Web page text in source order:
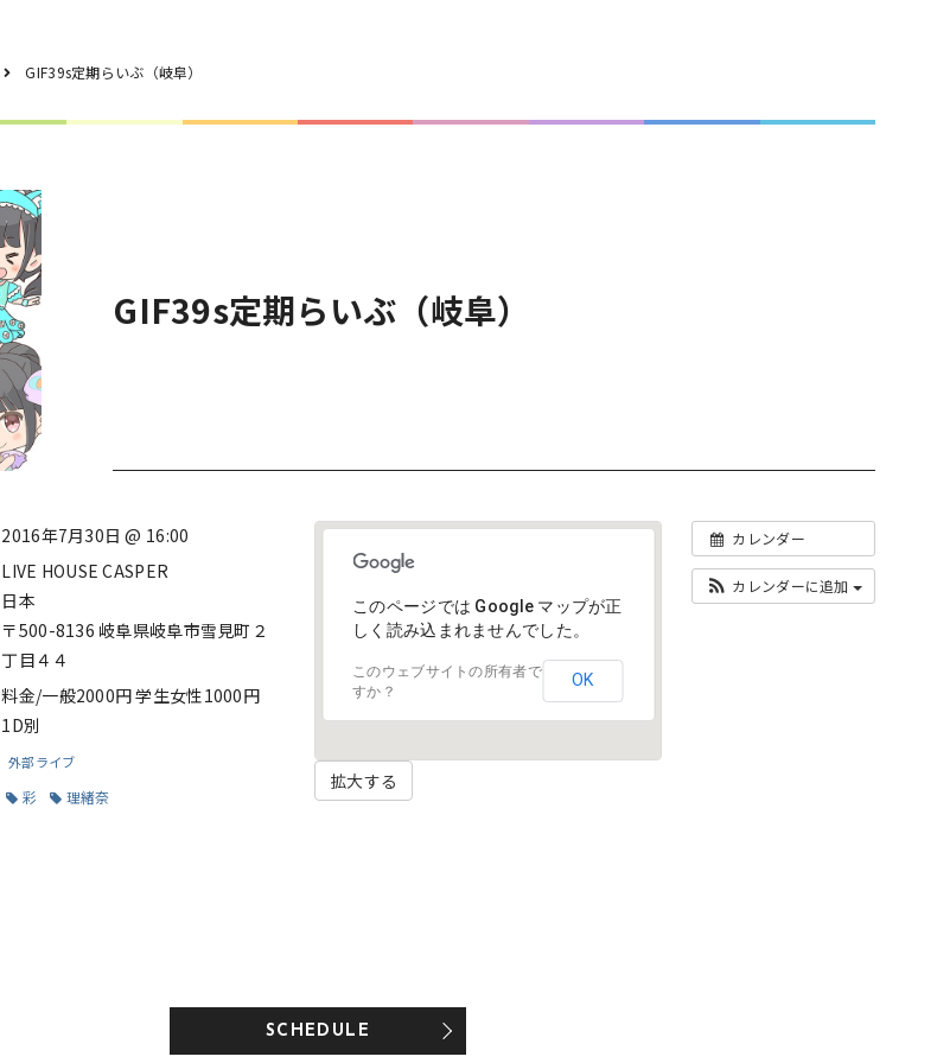
GIF39s定期らいぶ（岐阜）
GIF39s定期らいぶ（岐阜）
カレンダー
カレンダーに追加
このページでは Google マップが正
しく読み込まれませんでした。
このウェブサイトの所有者で
すか？
OK
拡大する
2016年7月30日 @ 16:00
LIVE HOUSE CASPER
日本
〒500-8136 岐阜県岐阜市雪見町２
丁目４４
料金/一般2000円 学生女性1000円
1D別
外部ライブ
彩 理緒奈
SCHEDULE